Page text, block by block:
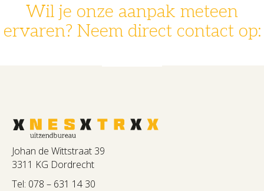
Wil je onze aanpak meteen
ervaren? Neem direct contact op:
Johan de Wittstraat 39
3311 KG Dordrecht
Tel: 078 – 631 14 30